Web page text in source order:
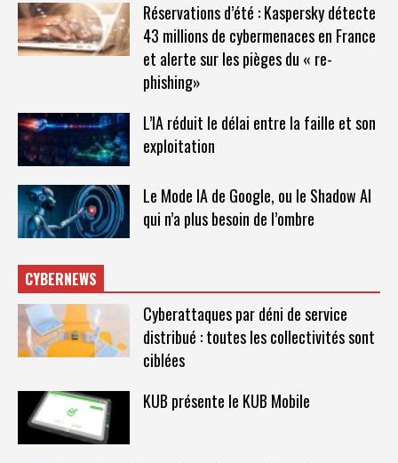
Réservations d’été : Kaspersky détecte
43 millions de cybermenaces en France
et alerte sur les pièges du « re-
phishing»
L’IA réduit le délai entre la faille et son
exploitation
Le Mode IA de Google, ou le Shadow AI
qui n’a plus besoin de l’ombre
CYBERNEWS
Cyberattaques par déni de service
distribué : toutes les collectivités sont
ciblées
KUB présente le KUB Mobile